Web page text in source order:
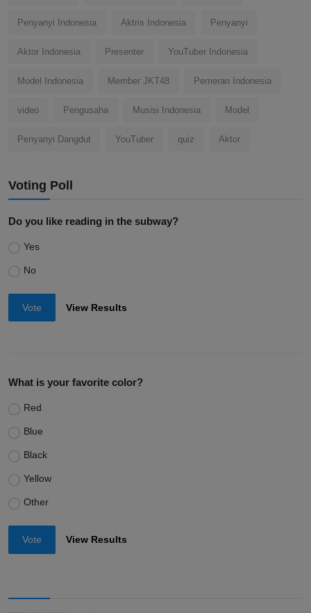
Penyanyi Indonesia Aktris Indonesia Penyanyi
Aktor Indonesia Presenter YouTuber Indonesia
Model Indonesia Member JKT48 Pemeran Indonesia
video Pengusaha Musisi Indonesia Model
Penyanyi Dangdut YouTuber quiz Aktor
Voting Poll
Do you like reading in the subway?
Yes
No
Vote View Results
What is your favorite color?
Red
Blue
Black
Yellow
Other
Vote View Results